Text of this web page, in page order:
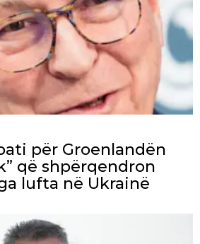
për Groenlandën
që shpërqendron
lufta në Ukrainë